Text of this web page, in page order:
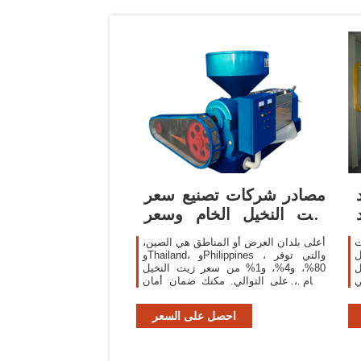
مصادر شركات تصنيع سعر
زيت النخيل الخام وسعر
زيت النخيل
أعلى بلدان العرض أو المناطق هي الصين،
وThailand، وPhilippines ، والتي توفر
80%، و4%، و1% من سعر زيت النخيل
الخام ، على التوالي. مكنك ضمان أمان
بما في ذلك 963 مع ISO9001، و59 مع
Other، و8 مع شهادة ISO10012.احصل على السعر